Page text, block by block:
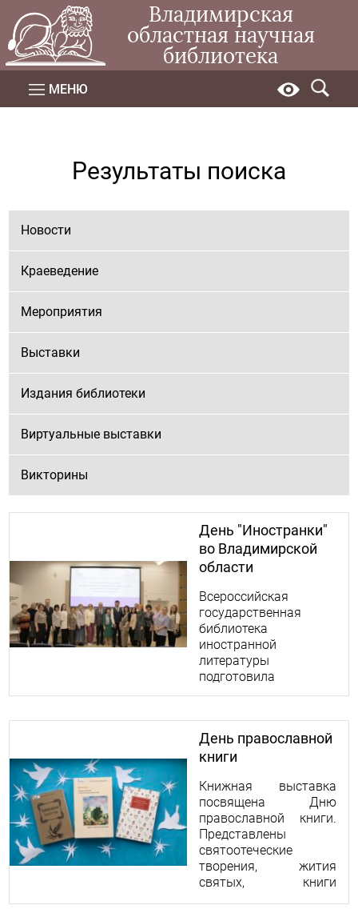
Владимирская
областная научная
библиотека
МЕНЮ
Результаты поиска
Новости
Краеведение
Мероприятия
Выставки
Издания библиотеки
Виртуальные выставки
Викторины
День "Иностранки"
во Владимирской
области
Всероссийская
государственная
библиотека
иностранной
литературы
подготовила
специальную
целью которой стал
обмен
профессиональным
перспектив
сотрудничества.
День православной
книги
Книжная выставка
посвящена Дню
православной книги.
Представлены
святоотеческие
творения, жития
святых, книги